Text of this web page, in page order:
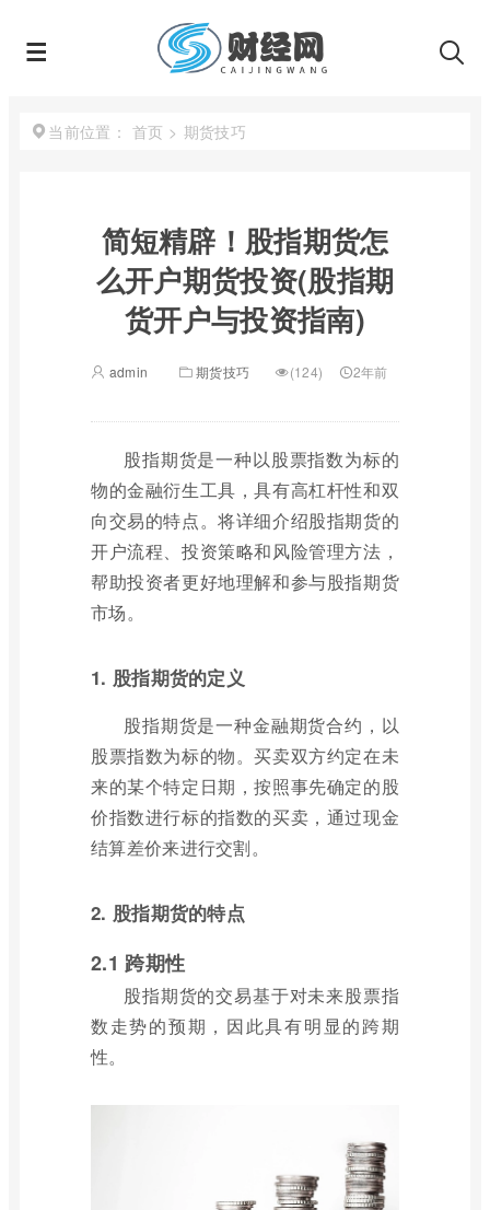
当前位置： 首页 > 期货技巧
简短精辟！股指期货怎
么开户期货投资(股指期
货开户与投资指南)
admin 期货技巧 (124) 2年前
股指期货是一种以股票指数为标的
物的金融衍生工具，具有高杠杆性和双
向交易的特点。将详细介绍股指期货的
开户流程、投资策略和风险管理方法，
帮助投资者更好地理解和参与股指期货
市场。
1. 股指期货的定义
股指期货是一种金融期货合约，以
股票指数为标的物。买卖双方约定在未
来的某个特定日期，按照事先确定的股
价指数进行标的指数的买卖，通过现金
结算差价来进行交割。
2. 股指期货的特点
2.1 跨期性
股指期货的交易基于对未来股票指
数走势的预期，因此具有明显的跨期
性。